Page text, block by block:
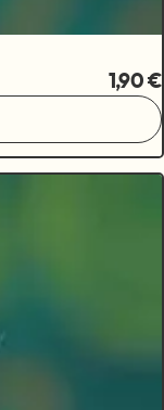
1,90 €